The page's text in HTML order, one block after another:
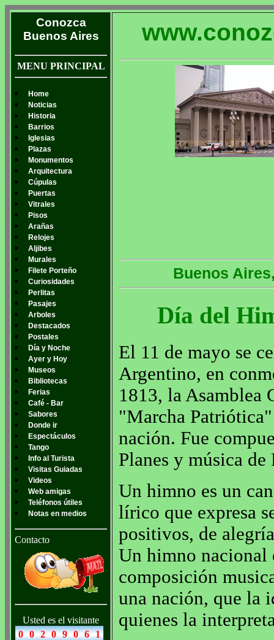
Conozca
Buenos Aires
MENU PRINCIPAL
Home
Noticias
Historia
Barrios
Iglesias
Plazas
Monumentos
Arquitectura
Cúpulas
Puertas
Vitrales
Pisos
Arañas
Relojes
Aljibes
Murales
Filete Porteño
Curiosidades
Perlitas
Pasajes
Arboles
Destacados
Postales
Día y Noche
Ayer y Hoy
Museos
Bibliotecas
Ferias
Café - Bar
Sabores
Donde ir
Espectáculos
Tango
Info al Turista
Visitas Guiadas
Videos
Web amigas
Teléfonos útiles
Notas en medios
Contacto
Usted es el visitante
Buenos
Día del
El 11 de mayo se
Argentino, en
1813, la Asamblea
"Marcha
nación. Fue
Planes y música de
Un himno es un
lírico que expresa
positivos, de
Un himno nacional
composición
una nación, que la
quienes la